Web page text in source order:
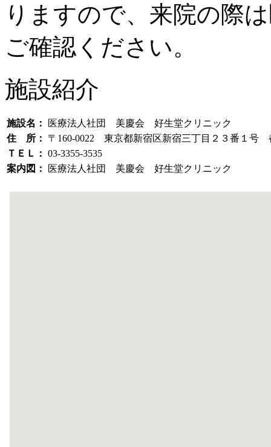
りますので、来院の際
ご確認ください。
施設紹介
施設名：
医療法人社団 美慶会 好生堂クリニック
住 所：
〒160-0022 東京都新宿区新宿三丁目２３番１号
ＴＥＬ： 03-3355-3535
案内図：
医療法人社団 美慶会 好生堂クリニック